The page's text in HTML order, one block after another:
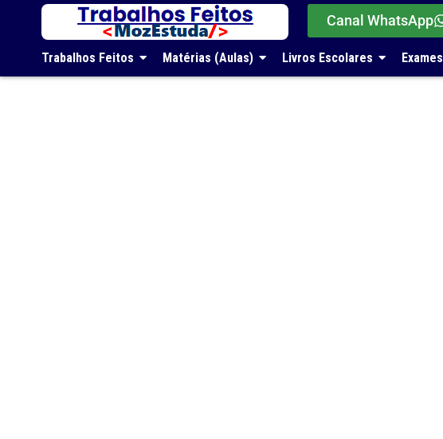
Canal WhatsApp
Trabalhos Feitos Matérias (Aulas) Livros Escolares Exames